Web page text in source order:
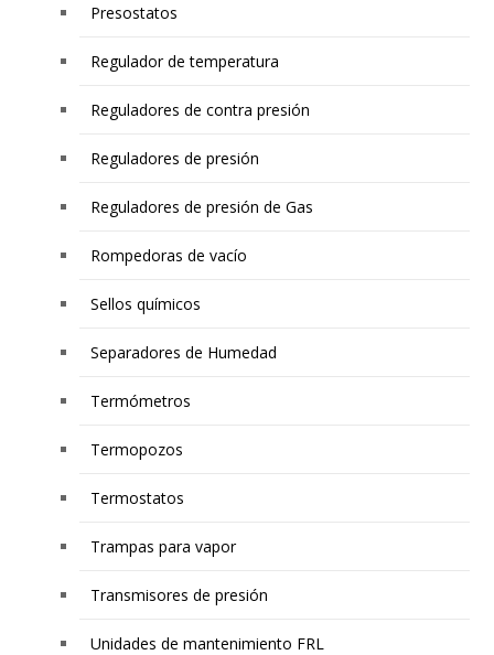
Presostatos
Regulador de temperatura
Reguladores de contra presión
Reguladores de presión
Reguladores de presión de Gas
Rompedoras de vacío
Sellos químicos
Separadores de Humedad
Termómetros
Termopozos
Termostatos
Trampas para vapor
Transmisores de presión
Unidades de mantenimiento FRL